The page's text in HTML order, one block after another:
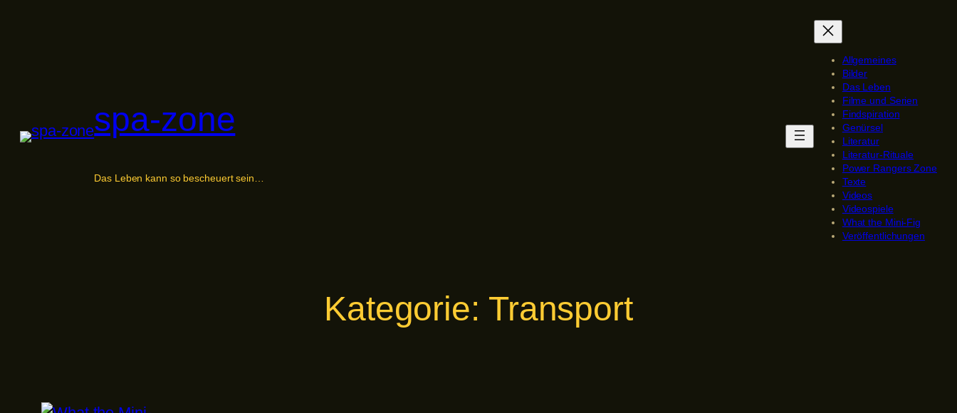
spa-zone
Das Leben kann so bescheuert sein…
Allgemeines
Bilder
Das Leben
Filme und Serien
Findspiration
Genürsel
Literatur
Literatur-Rituale
Power Rangers Zone
Texte
Videos
Videospiele
What the Mini-Fig
Veröffentlichungen
Kategorie: Transport